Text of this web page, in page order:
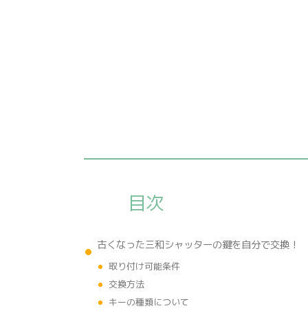
目次
古くなった三和シャッターの鍵を自分で交換！
取り付け可能条件
交換方法
キーの種類について